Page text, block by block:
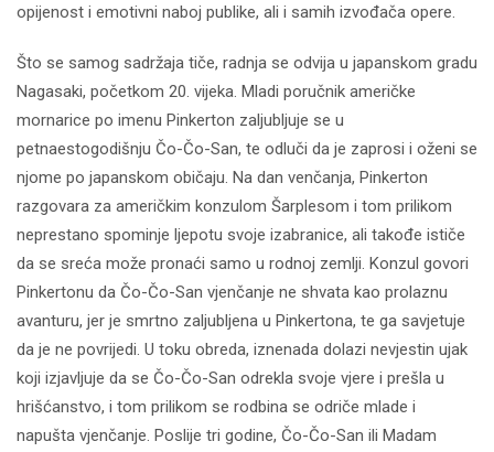
opijenost i emotivni naboj publike, ali i samih izvođača opere.
Što se samog sadržaja tiče, radnja se odvija u japanskom gradu
Nagasaki, početkom 20. vijeka. Mladi poručnik američke
mornarice po imenu Pinkerton zaljubljuje se u
petnaestogodišnju Čo-Čo-San, te odluči da je zaprosi i oženi se
njome po japanskom običaju. Na dan venčanja, Pinkerton
razgovara za američkim konzulom Šarplesom i tom prilikom
neprestano spominje ljepotu svoje izabranice, ali takođe ističe
da se sreća može pronaći samo u rodnoj zemlji. Konzul govori
Pinkertonu da Čo-Čo-San vjenčanje ne shvata kao prolaznu
avanturu, jer je smrtno zaljubljena u Pinkertona, te ga savjetuje
da je ne povrijedi. U toku obreda, iznenada dolazi nevjestin ujak
koji izjavljuje da se Čo-Čo-San odrekla svoje vjere i prešla u
hrišćanstvo, i tom prilikom se rodbina se odriče mlade i
napušta vjenčanje. Poslije tri godine, Čo-Čo-San ili Madam